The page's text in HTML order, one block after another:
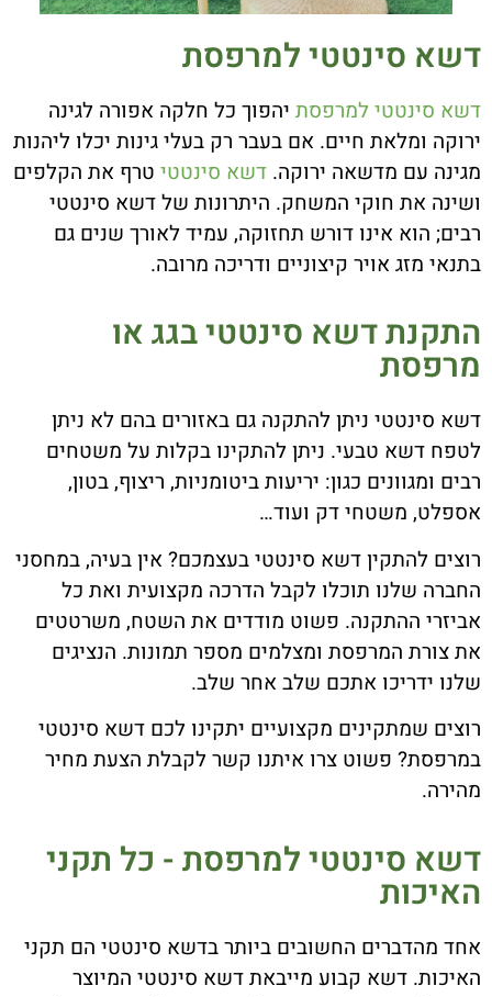
דשא סינטטי למרפסת
דשא סינטטי למרפסת יהפוך כל חלקה אפורה לגינה
ירוקה ומלאת חיים. אם בעבר רק בעלי גינות יכלו ליהנות
מגינה עם מדשאה ירוקה. דשא סינטטי טרף את הקלפים
ושינה את חוקי המשחק. היתרונות של דשא סינטטי
רבים; הוא אינו דורש תחזוקה, עמיד לאורך שנים גם
בתנאי מזג אויר קיצוניים ודריכה מרובה.
התקנת דשא סינטטי בגג או
מרפסת
דשא סינטטי ניתן להתקנה גם באזורים בהם לא ניתן
לטפח דשא טבעי. ניתן להתקינו בקלות על משטחים
רבים ומגוונים כגון: יריעות ביטומניות, ריצוף, בטון,
אספלט, משטחי דק ועוד…
רוצים להתקין דשא סינטטי בעצמכם? אין בעיה, במחסני
החברה שלנו תוכלו לקבל הדרכה מקצועית ואת כל
אביזרי ההתקנה. פשוט מודדים את השטח, משרטטים
את צורת המרפסת ומצלמים מספר תמונות. הנציגים
שלנו ידריכו אתכם שלב אחר שלב.
רוצים שמתקינים מקצועיים יתקינו לכם דשא סינטטי
במרפסת? פשוט צרו איתנו קשר לקבלת הצעת מחיר
מהירה.
דשא סינטטי למרפסת - כל תקני
האיכות
אחד מהדברים החשובים ביותר בדשא סינטטי הם תקני
האיכות. דשא קבוע מייבאת דשא סינטטי המיוצר